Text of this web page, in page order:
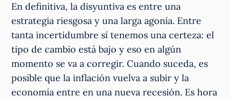
En definitiva, la disyuntiva es entre una
estrategia riesgosa y una larga agonía. Entre
tanta incertidumbre sí tenemos una certeza: el
tipo de cambio está bajo y eso en algún
momento se va a corregir. Cuando suceda, es
posible que la inflación vuelva a subir y la
economía entre en una nueva recesión. Es hora